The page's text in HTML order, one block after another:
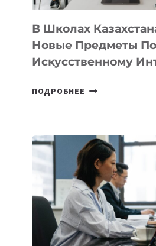
ДЛЯ
В Школах
Новые Предметы По
Искусственному
ПОДРОБНЕЕ
НОВЫЕ
ПРЕДМЕТЫ
ПО
ИНТЕЛЛЕКТУ